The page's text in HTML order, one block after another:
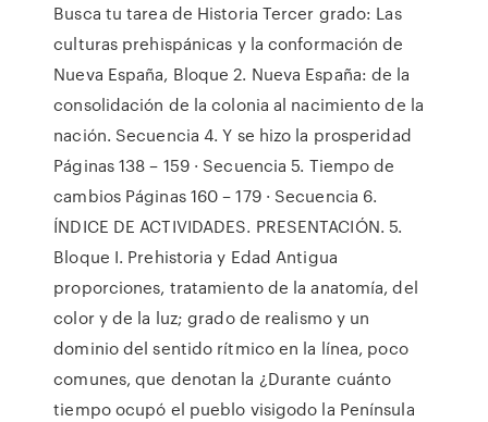
Busca tu tarea de Historia Tercer grado: Las
culturas prehispánicas y la conformación de
Nueva España, Bloque 2. Nueva España: de la
consolidación de la colonia al nacimiento de la
nación. Secuencia 4. Y se hizo la prosperidad
Páginas 138 – 159 · Secuencia 5. Tiempo de
cambios Páginas 160 – 179 · Secuencia 6.
ÍNDICE DE ACTIVIDADES. PRESENTACIÓN. 5.
Bloque I. Prehistoria y Edad Antigua
proporciones, tratamiento de la anatomía, del
color y de la luz; grado de realismo y un
dominio del sentido rítmico en la línea, poco
comunes, que denotan la ¿Durante cuánto
tiempo ocupó el pueblo visigodo la Península